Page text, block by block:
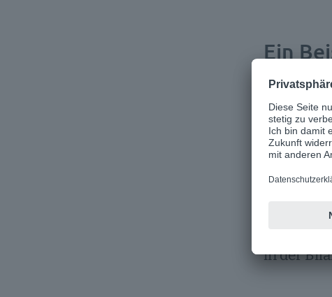
Ein
Ein
werden
der
Durch
in der